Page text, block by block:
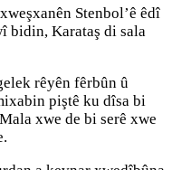
Stenbol’ê êdî
bidin, Karataş di sala
rêyên fêrbûn û
piştê ku dîsa bi
xwe de bi serê xwe